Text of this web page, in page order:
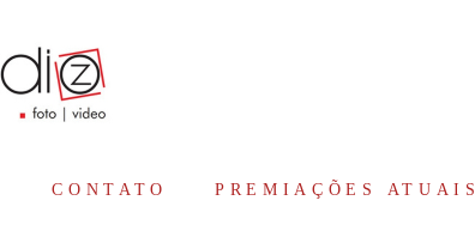
CONTATO PREMIAÇÕES ATUAIS